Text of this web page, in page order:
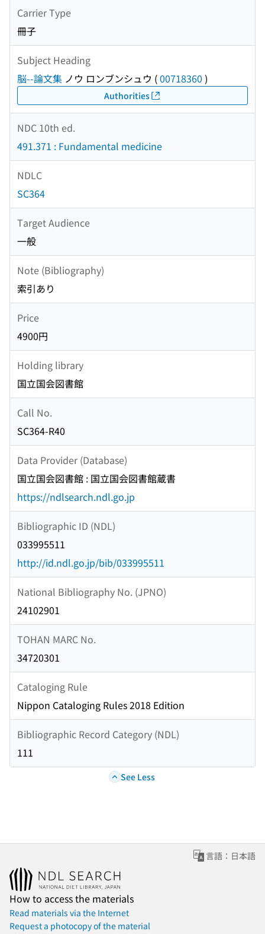
Carrier Type
冊子
Subject Heading
脳--論文集 ノウ ロンブンシュウ (00718360 )
Authorities
NDC 10th ed.
491.371 : Fundamental medicine
NDLC
SC364
Target Audience
一般
Note (Bibliography)
索引あり
Price
4900円
Holding library
国立国会図書館
Call No.
SC364-R40
Data Provider (Database)
国立国会図書館 : 国立国会図書館蔵書
https://ndlsearch.ndl.go.jp
Bibliographic ID (NDL)
033995511
http://id.ndl.go.jp/bib/033995511
National Bibliography No. (JPNO)
24102901
TOHAN MARC No.
34720301
Cataloging Rule
Nippon Cataloging Rules 2018 Edition
Bibliographic Record Category (NDL)
111
See Less
言語：日本語
How to access the materials
Read materials via the Internet
Request a photocopy of the material